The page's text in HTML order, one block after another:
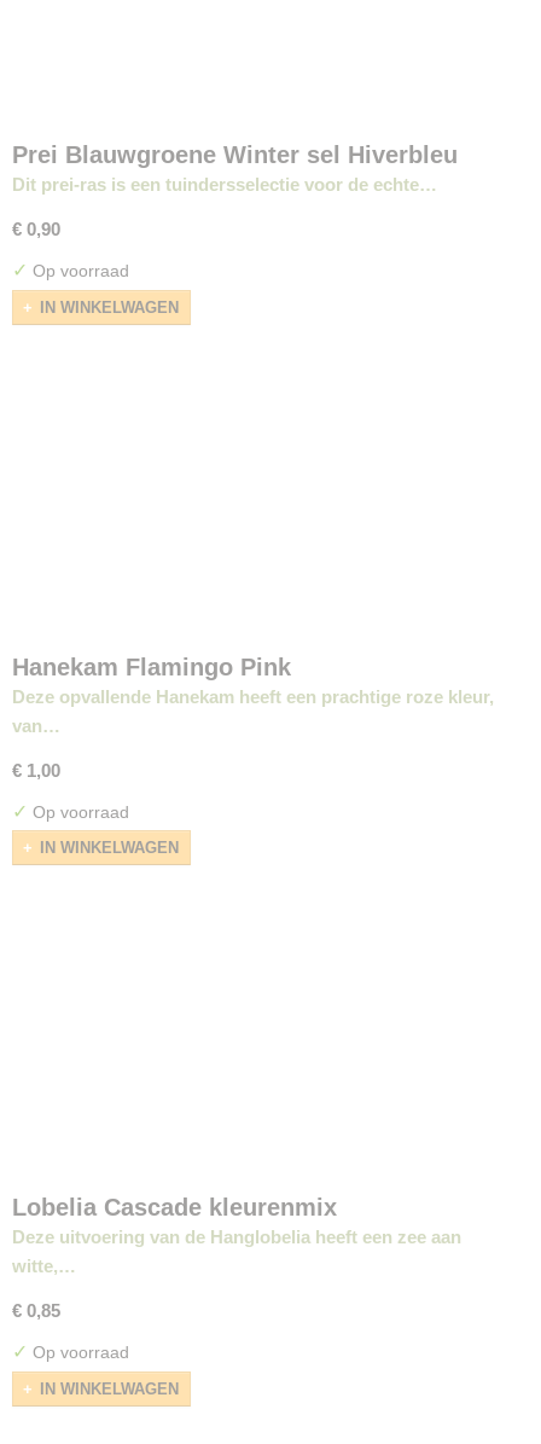
Prei Blauwgroene Winter sel Hiverbleu
Dit prei-ras is een tuindersselectie voor de echte…
€ 0,90
✓ Op voorraad
IN WINKELWAGEN
Hanekam Flamingo Pink
Deze opvallende Hanekam heeft een prachtige roze kleur,
van…
€ 1,00
✓ Op voorraad
IN WINKELWAGEN
Lobelia Cascade kleurenmix
Deze uitvoering van de Hanglobelia heeft een zee aan
witte,…
€ 0,85
✓ Op voorraad
IN WINKELWAGEN